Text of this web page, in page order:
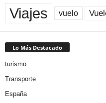
Viajes vuelo
Lo Más Destacado
turismo
Transporte
España